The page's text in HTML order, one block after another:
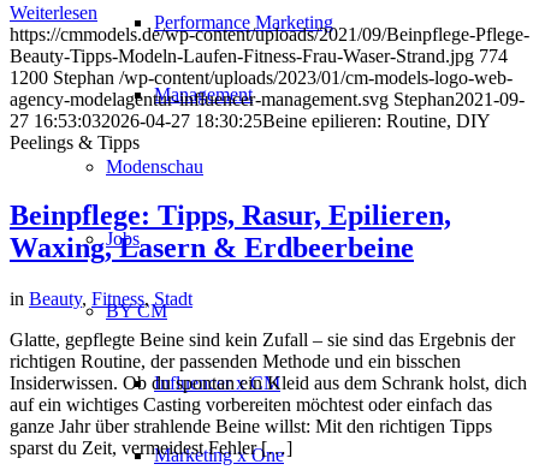
Performance Marketing
Management
Modenschau
Jobs
BY CM
Influencer x CM
Marketing x One
Weiterlesen
https://cmmodels.de/wp-content/uploads/2021/09/Beinpflege-Pflege-
Beauty-Tipps-Modeln-Laufen-Fitness-Frau-Waser-Strand.jpg 774
1200 Stephan /wp-content/uploads/2023/01/cm-models-logo-web-
agency-modelagentur-influencer-management.svg Stephan2021-09-
27 16:53:032026-04-27 18:30:25Beine epilieren: Routine, DIY
Peelings & Tipps
Beinpflege: Tipps, Rasur, Epilieren,
Waxing, Lasern & Erdbeerbeine
in Beauty, Fitness, Stadt
Glatte, gepflegte Beine sind kein Zufall – sie sind das Ergebnis der
richtigen Routine, der passenden Methode und ein bisschen
Insiderwissen. Ob du spontan ein Kleid aus dem Schrank holst, dich
auf ein wichtiges Casting vorbereiten möchtest oder einfach das
ganze Jahr über strahlende Beine willst: Mit den richtigen Tipps
sparst du Zeit, vermeidest Fehler […]